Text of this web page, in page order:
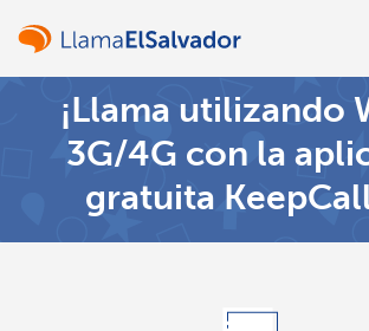
¡Bienvenido!
¿Ya tienes una cuenta?Inicia
¡Llama utilizando
3G/4G con la
gratuita